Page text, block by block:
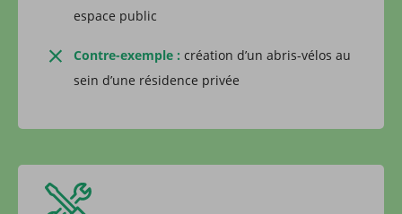
espace public
Contre-exemple : création d’un abris-vélos au
sein d’une résidence privée